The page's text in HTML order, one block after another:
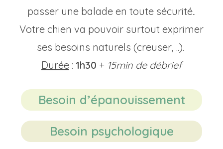
passer une balade en toute sécurité..
Votre chien va pouvoir surtout exprimer
ses besoins naturels (creuser, ..).
Durée : 1h30 + 15min de débrief
Besoin d’épanouissement
Besoin psychologique